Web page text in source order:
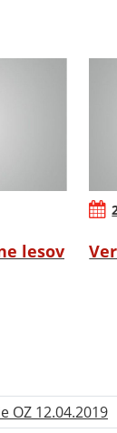
lesov
OZ 12.04.2019